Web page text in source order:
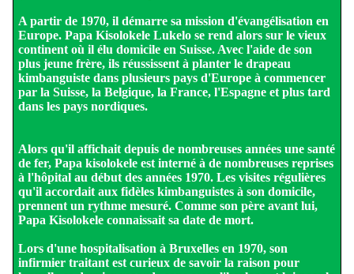
A partir de 1970, il démarre sa mission d'évangélisation en
Europe. Papa Kisolokele Lukelo se rend alors sur le vieux
continent où il élu domicile en Suisse. Avec l'aide de son
plus jeune frère, ils réussissent à planter le drapeau
kimbanguiste dans plusieurs pays d'Europe à commencer
par la Suisse, la Belgique, la France, l'Espagne et plus tard
dans les pays nordiques.
Alors qu'il affichait depuis de nombreuses années une santé
de fer, Papa kisolokele est interné à de nombreuses reprises
à l'hôpital au début des années 1970. Les visites régulières
qu'il accordait aux fidèles kimbanguistes à son domicile,
prennent un rythme mesuré. Comme son père avant lui,
Papa Kisolokele connaissait sa date de mort.
Lors d'une hospitalisation à Bruxelles en 1970, son
infirmier traitant est curieux de savoir la raison pour